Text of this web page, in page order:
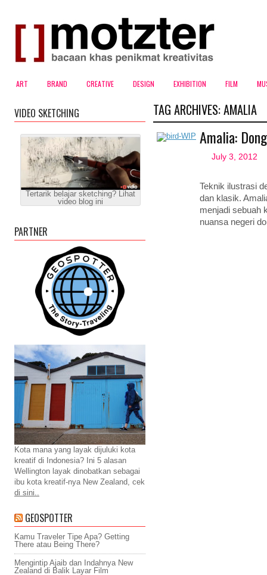
ART BRAND CREATIVE DESIGN EXHIBITION FILM
TAG ARCHIVES:AMALIA
Amalia:
July 3, 2012
Teknik ilustrasi
dan klasik.
menjadi sebuah
nuansa negeri
VIDEO SKETCHING
Tertarik belajar sketching? Lihat
video blog ini
PARTNER
Kota mana yang layak dijuluki kota
kreatif di Indonesia? Ini 5 alasan
Wellington layak dinobatkan sebagai
ibu kota kreatif-nya New Zealand, cek
di sini..
GEOSPOTTER
Kamu Traveler Tipe Apa? Getting
There atau Being There?
Mengintip Ajaib dan Indahnya New
Zealand di Balik Layar Film